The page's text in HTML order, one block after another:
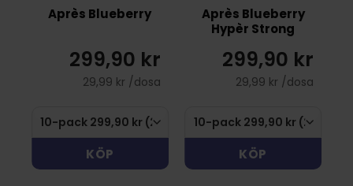
Après Blueberry
299,90 kr
29,99 kr /dosa
KÖP
Après Blueberry
Hypèr Strong
299,90 kr
29,99 kr /dosa
KÖP